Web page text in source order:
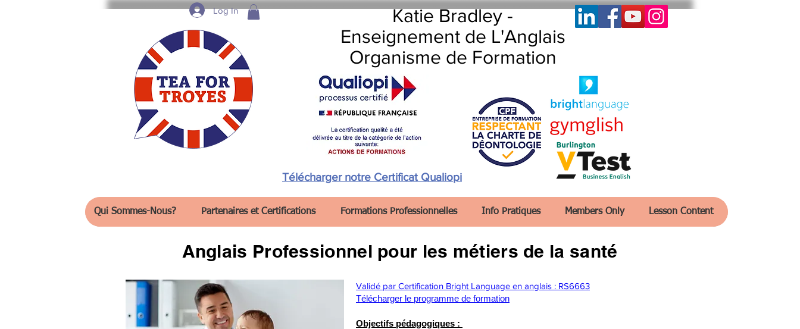
Log In
Katie Bradley -
Enseignement de L'Anglais
Organisme de Formation
Télécharger notre Certificat Qualiopi
Qui Sommes-Nous? Partenaires et Certifications Formations Professionnelles Info Pratiques Members Only Lesson Content
Anglais Professionnel pour les métiers de la santé
Validé par Certification Bright Language en anglais : RS6663
Télécharger le programme de formation
Objectifs pédagogiques :